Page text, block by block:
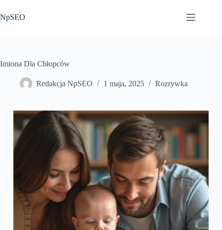
do
treści
NpSEO
Imiona Dla Chłopców
Redakcja NpSEO 1 maja, 2025 Rozrywka